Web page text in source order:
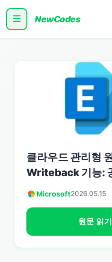
NewCodes
클라우드 관리형
Writeback 기능:
Microsoft2026.05.15
원문 읽기